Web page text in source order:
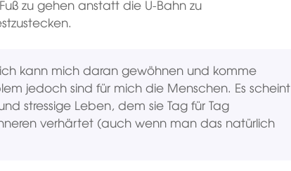
zu gehen anstatt die U-Bahn zu
kann mich daran gewöhnen und komme
jedoch sind für mich die Menschen. Es scheint
stressige Leben, dem sie Tag für Tag
verhärtet (auch wenn man das natürlich